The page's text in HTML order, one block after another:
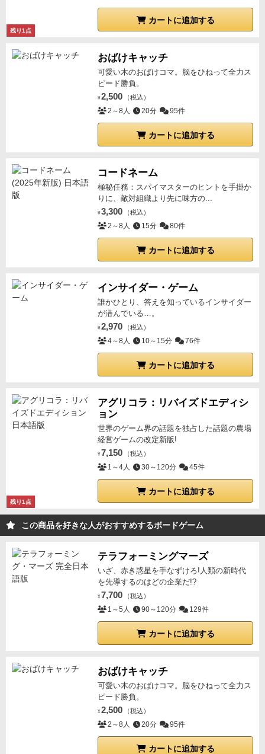
残り1点
カートに追加する
おばけキャッチ
可愛い木のおばけコマ。脳をひねって全力ス
ピード勝負。
¥ 2,500 （税込）
2～8人 20分 95件
カートに追加する
コードネーム
極秘任務：スパイマスターのヒントを手掛か
りに、敵対組織より先に味方の...
¥ 3,300 （税込）
2～8人 15分 80件
カートに追加する
インサイダー・ゲーム
誰かひとり、答えを知っているインサイダー
が潜んでいる…。
¥ 2,970 （税込）
4～8人 10～15分 76件
カートに追加する
残り1点
アグリコラ：リバイズドエディシ
ョン
世界のゲーム界の話題を独占した話題の農場
経営ゲームの改定新版!
¥ 7,150 （税込）
1～4人 30～120分 45件
カートに追加する
この商品を好きな人がおすすめするボードゲーム
テラフォーミングマーズ
いざ、赤き惑星を手なずけろ!人類の新時代
を先導するのはどの企業だ!?
¥ 7,700 （税込）
1～5人 90～120分 129件
カートに追加する
おばけキャッチ
可愛い木のおばけコマ。脳をひねって全力ス
ピード勝負。
¥ 2,500 （税込）
2～8人 20分 95件
カートに追加する